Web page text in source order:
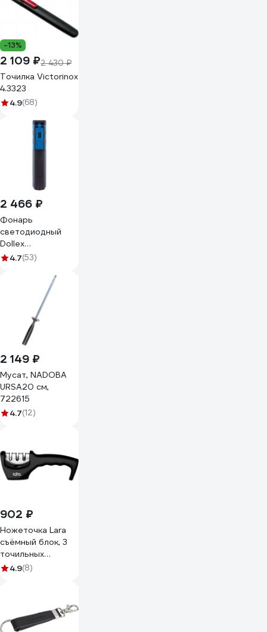
-13%
2 109 ₽2 430 ₽
Точилка Victorinox
4.3323
4.9(68)
2 466 ₽
Фонарь
светодиодный
Dollex
аккумуляторный,
4.7(53)
2 149 ₽
Мусат, NADOBA
URSA20 см,
722615
4.7(12)
902 ₽
Ножеточка Lara
съёмный блок, 3
точильных
полотна LR05-03
4.9(8)